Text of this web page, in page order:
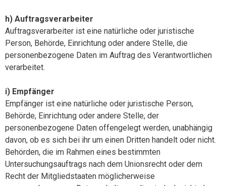
h) Auftragsverarbeiter
Auftragsverarbeiter ist eine natürliche oder juristische
Person, Behörde, Einrichtung oder andere Stelle, die
personenbezogene Daten im Auftrag des Verantwortlichen
verarbeitet.
i) Empfänger
Empfänger ist eine natürliche oder juristische Person,
Behörde, Einrichtung oder andere Stelle, der
personenbezogene Daten offengelegt werden, unabhängig
davon, ob es sich bei ihr um einen Dritten handelt oder nicht.
Behörden, die im Rahmen eines bestimmten
Untersuchungsauftrags nach dem Unionsrecht oder dem
Recht der Mitgliedstaaten möglicherweise